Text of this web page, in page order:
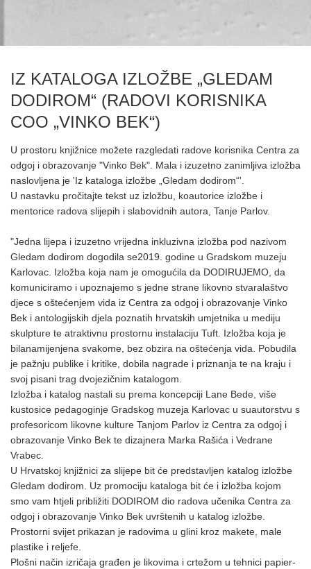
IZ KATALOGA IZLOŽBE „GLEDAM
DODIROM“ (RADOVI KORISNIKA
COO „VINKO BEK“)
U prostoru knjižnice možete razgledati radove korisnika Centra za
odgoj i obrazovanje "Vinko Bek". Mala i izuzetno zanimljiva izložba
naslovljena je 'Iz kataloga izložbe „Gledam dodirom“'.
U nastavku pročitajte tekst uz izložbu, koautorice izložbe i
mentorice radova slijepih i slabovidnih autora, Tanje Parlov.
"Jedna lijepa i izuzetno vrijedna inkluzivna izložba pod nazivom
Gledam dodirom dogodila se2019. godine u Gradskom muzeju
Karlovac. Izložba koja nam je omogućila da DODIRUJEMO, da
komuniciramo i upoznajemo s jedne strane likovno stvaralaštvo
djece s oštećenjem vida iz Centra za odgoj i obrazovanje Vinko
Bek i antologijskih djela poznatih hrvatskih umjetnika u mediju
skulpture te atraktivnu prostornu instalaciju Tuft. Izložba koja je
bilanamijenjena svakome, bez obzira na oštećenja vida. Pobudila
je pažnju publike i kritike, dobila nagrade i priznanja te na kraju i
svoj pisani trag dvojezičnim katalogom.
Izložba i katalog nastali su prema koncepciji Lane Bede, više
kustosice pedagoginje Gradskog muzeja Karlovac u suautorstvu s
profesoricom likovne kulture Tanjom Parlov iz Centra za odgoj i
obrazovanje Vinko Bek te dizajnera Marka Rašića i Vedrane
Vrabec.
U Hrvatskoj knjižnici za slijepe bit će predstavljen katalog izložbe
Gledam dodirom. Uz promociju kataloga bit će i izložba kojom
smo vam htjeli približiti DODIROM dio radova učenika Centra za
odgoj i obrazovanje Vinko Bek uvrštenih u katalog izložbe.
Prostorni svijet prikazan je radovima u glini kroz makete, male
plastike i reljefe.
Plošni način izričaja građen je likovima i crtežom u tehnici papier-